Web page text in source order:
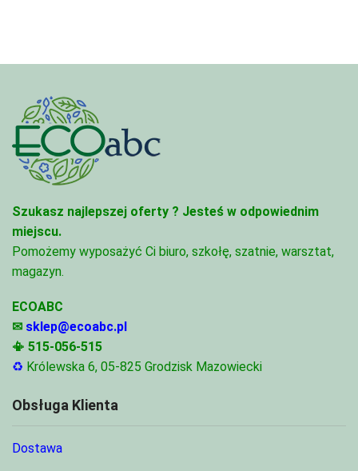
Szukasz najlepszej oferty ? Jesteś w odpowiednim
miejscu.
Pomożemy wyposażyć Ci biuro, szkołę, szatnie, warsztat,
magazyn.
ECOABC
✉ sklep@ecoabc.pl
📳 515-056-515
♻ Królewska 6, 05-825 Grodzisk Mazowiecki
Obsługa Klienta
Dostawa